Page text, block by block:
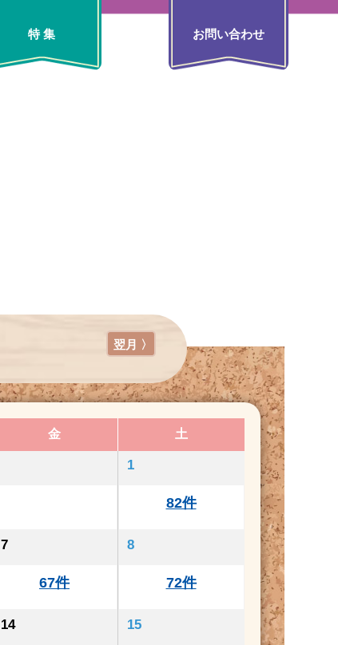
特 集 お問い合わせ
翌月 〉
金 土
1
82件
7
67件
8
72件
14 15